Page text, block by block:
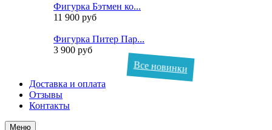
Фигурка Бэтмен ко...
11 900 руб
Фигурка Питер Пар...
3 900 руб
Все новинки
Доставка и оплата
Отзывы
Контакты
Меню